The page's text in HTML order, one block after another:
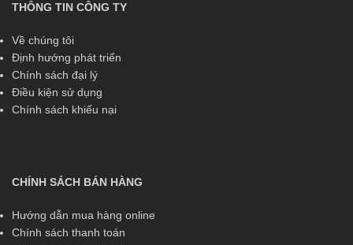
THÔNG TIN CÔNG TY
Về chúng tôi
Định hướng phát triển
Chính sách đại lý
Điều kiện sử dụng
Chính sách khiếu nại
CHÍNH SÁCH BÁN HÀNG
Hướng dẫn mua hàng online
Chính sách thanh toán